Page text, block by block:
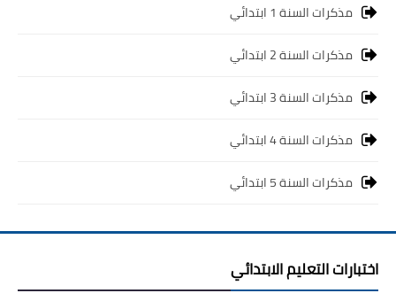
مذكرات السنة 1 ابتدائي
مذكرات السنة 2 ابتدائي
مذكرات السنة 3 ابتدائي
مذكرات السنة 4 ابتدائي
مذكرات السنة 5 ابتدائي
اختبارات التعليم الابتدائي